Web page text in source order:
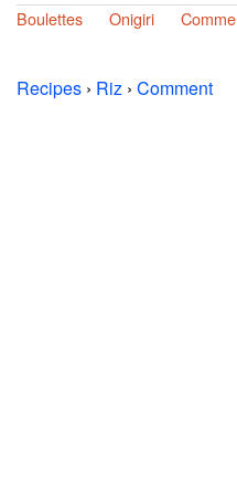
Boulettes
Onigiri
Recipes › Riz › Comment